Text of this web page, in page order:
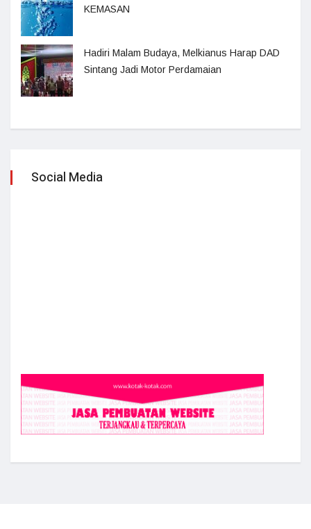
KEMASAN
Hadiri Malam Budaya, Melkianus Harap DAD
Sintang Jadi Motor Perdamaian
Social Media